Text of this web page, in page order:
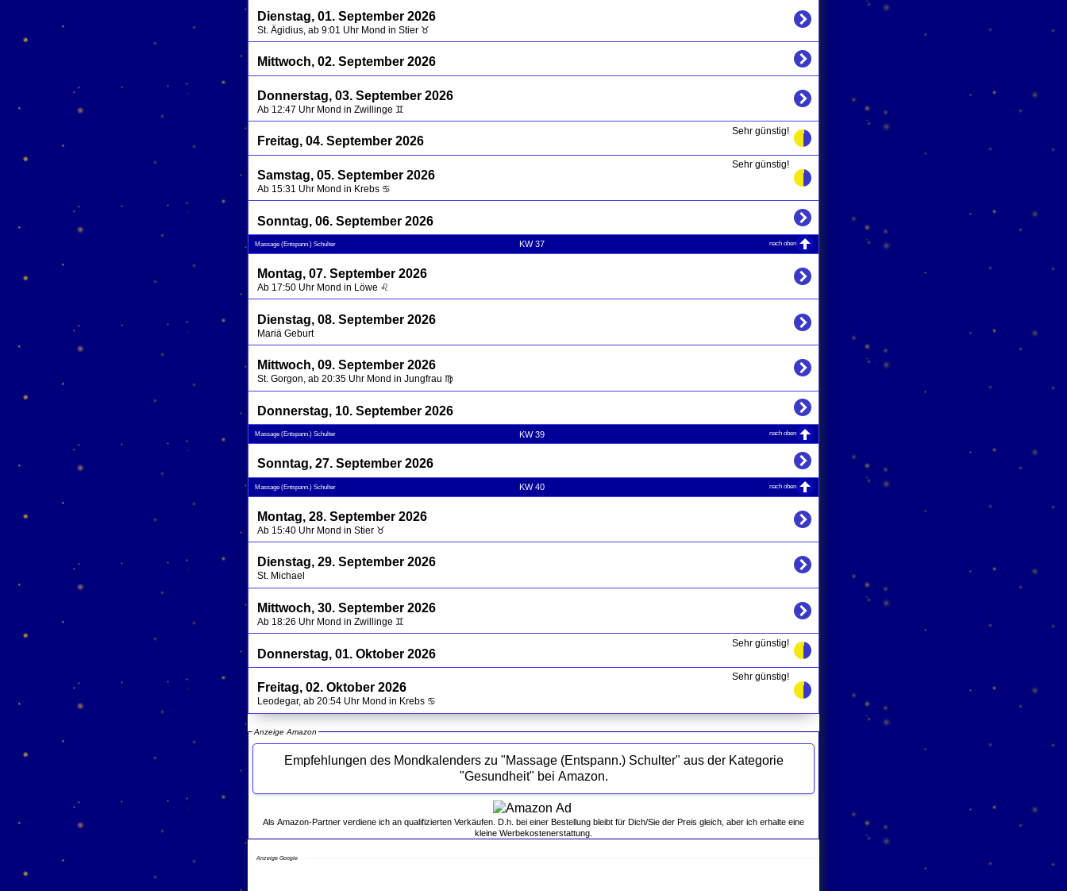
Dienstag, 01. September 2026
St. Ägidius, ab 9:01 Uhr Mond in Stier ♉
Mittwoch, 02. September 2026
Donnerstag, 03. September 2026
Ab 12:47 Uhr Mond in Zwillinge ♊
Freitag, 04. September 2026
Sehr günstig!
Samstag, 05. September 2026
Sehr günstig!
Ab 15:31 Uhr Mond in Krebs ♋
Sonntag, 06. September 2026
Massage (Entspann.) Schulter KW 37 nach oben
Montag, 07. September 2026
Ab 17:50 Uhr Mond in Löwe ♌
Dienstag, 08. September 2026
Mariä Geburt
Mittwoch, 09. September 2026
St. Gorgon, ab 20:35 Uhr Mond in Jungfrau ♍
Donnerstag, 10. September 2026
Massage (Entspann.) Schulter KW 39 nach oben
Sonntag, 27. September 2026
Massage (Entspann.) Schulter KW 40 nach oben
Montag, 28. September 2026
Ab 15:40 Uhr Mond in Stier ♉
Dienstag, 29. September 2026
St. Michael
Mittwoch, 30. September 2026
Ab 18:26 Uhr Mond in Zwillinge ♊
Donnerstag, 01. Oktober 2026
Sehr günstig!
Freitag, 02. Oktober 2026
Sehr günstig!
Leodegar, ab 20:54 Uhr Mond in Krebs ♋
Anzeige Amazon
Empfehlungen des Mondkalenders zu "Massage (Entspann.) Schulter" aus der Kategorie
"Gesundheit" bei Amazon.
Als Amazon-Partner verdiene ich an qualifizierten Verkäufen. D.h. bei einer Bestellung bleibt für Dich/Sie der Preis gleich, aber ich erhalte eine
kleine Werbekostenerstattung.
Anzeige Google